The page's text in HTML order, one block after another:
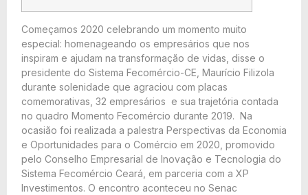
Começamos 2020 celebrando um momento muito
especial: homenageando os empresários que nos
inspiram e ajudam na transformação de vidas, disse o
presidente do Sistema Fecomércio-CE, Maurício Filizola
durante solenidade que agraciou com placas
comemorativas, 32 empresários e sua trajetória contada
no quadro Momento Fecomércio durante 2019. Na
ocasião foi realizada a palestra Perspectivas da Economia
e Oportunidades para o Comércio em 2020, promovido
pelo Conselho Empresarial de Inovação e Tecnologia do
Sistema Fecomércio Ceará, em parceria com a XP
Investimentos. O encontro aconteceu no Senac